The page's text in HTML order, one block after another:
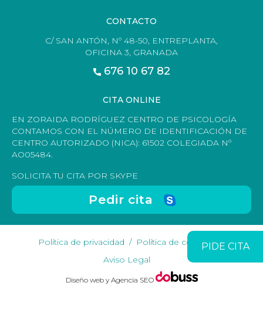
PIDE CITA
CONTACTO
C/ SAN ANTÓN, Nº 48-50, ENTREPLANTA,
OFICINA 3, GRANADA
676 10 67 82
CITA ONLINE
EN ZORAIDA RODRÍGUEZ CENTRO DE PSICOLOGÍA
CONTAMOS CON EL NÚMERO DE IDENTIFICACIÓN DE
CENTRO AUTORIZADO (NICA): 61502 COLEGIADA Nº
AO05484.
SOLICITA TU CITA POR SKYPE
Pedir cita
Política de privacidad
Política de cookies
Aviso Legal
Diseño web y Agencia SEO